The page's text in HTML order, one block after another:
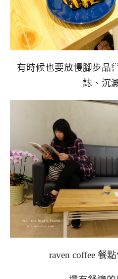
有時候也要放慢腳步品
誌、沉
raven coffee 餐